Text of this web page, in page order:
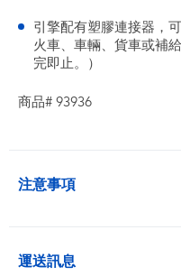
引擎配有塑膠連接器，
火車、車輛、貨車或補
完即止。）
商品# 93936
注意事項
運送訊息